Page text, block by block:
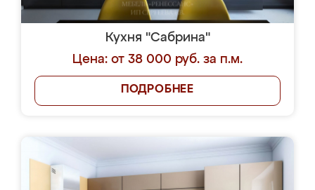
Кухня "Сабрина"
Цена: от 38 000 руб. за п.м.
ПОДРОБНЕЕ